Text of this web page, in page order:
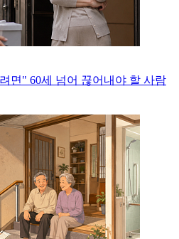
면" 60세 넘어 끊어내야 할 사람